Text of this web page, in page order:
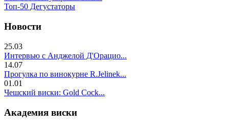
Топ-50 Дегустаторы
Новости
25.03
Интервью с Анджелой Д'Орацио...
14.07
Прогулка по винокурне R.Jelinek...
01.01
Чешский виски: Gold Cock...
Академия виски